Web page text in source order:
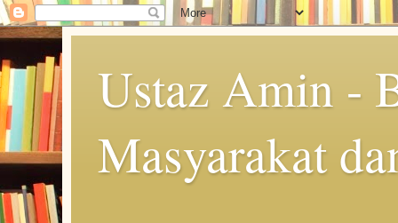
Ustaz Amin -
Masyarakat